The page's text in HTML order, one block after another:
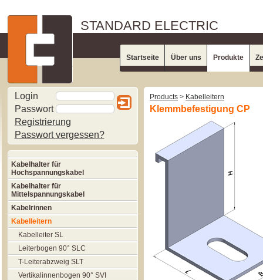
STANDARD ELECTRIC
Startseite Über uns Produkte
Login
Passwort
Registrierung
Passwort vergessen?
Kabelhalter für
Hochspannungskabel
Kabelhalter für
Mittelspannungskabel
Kabelrinnen
Kabelleitern
Kabelleiter SL
Leiterbogen 90° SLC
T-Leiterabzweig SLT
Vertikalinnenbogen 90° SVI
Products > Kabelleitern
Klemmbefestigung CP